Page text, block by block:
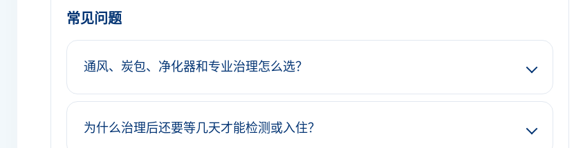
常见问题
通风、炭包、净化器和专业治理怎么选？
为什么治理后还要等几天才能检测或入住？